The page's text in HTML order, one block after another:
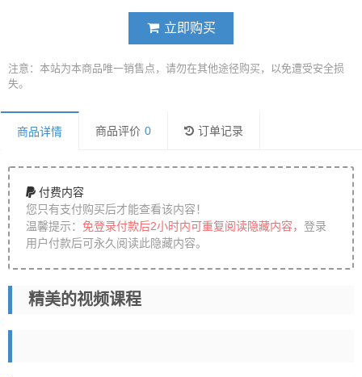
立即购买
注意：本站为本商品唯一销售点，请勿在其他途径购买，以免遭受安全损
失。
商品详情 商品评价 0 订单记录
付费内容
您只有支付购买后才能查看该内容！
温馨提示： 免登录付款后2小时内可重复阅读隐藏内容， 登录
用户付款后可永久阅读此隐藏内容。
精美的视频课程